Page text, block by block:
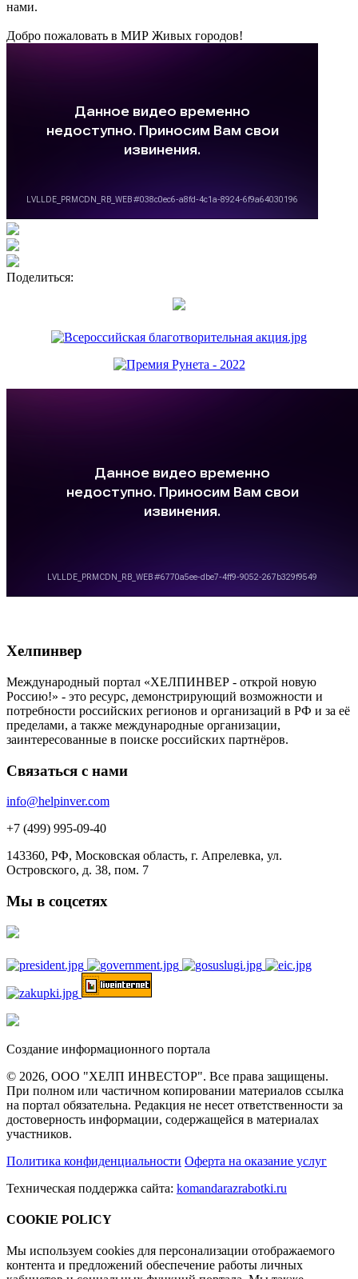
нами.
Добро пожаловать в МИР Живых городов!
Поделиться:
Хелпинвер
Международный портал «ХЕЛПИНВЕР - открой новую
Россию!» - это ресурс, демонстрирующий возможности и
потребности российских регионов и организаций в РФ и за её
пределами, а также международные организации,
заинтересованные в поиске российских партнёров.
Связаться с нами
info@helpinver.com
+7 (499) 995-09-40
143360, РФ, Московская область, г. Апрелевка, ул.
Островского, д. 38, пом. 7
Мы в соцсетях
Создание информационного портала
© 2026, ООО "ХЕЛП ИНВЕСТОР". Все права защищены.
При полном или частичном копировании материалов ссылка
на портал обязательна. Редакция не несет ответственности за
достоверность информации, содержащейся в материалах
участников.
Политика конфиденциальности Оферта на оказание услуг
Техническая поддержка сайта: komandarazrabotki.ru
COOKIE POLICY
Мы используем cookies для персонализации отображаемого
контента и предложений обеспечение работы личных